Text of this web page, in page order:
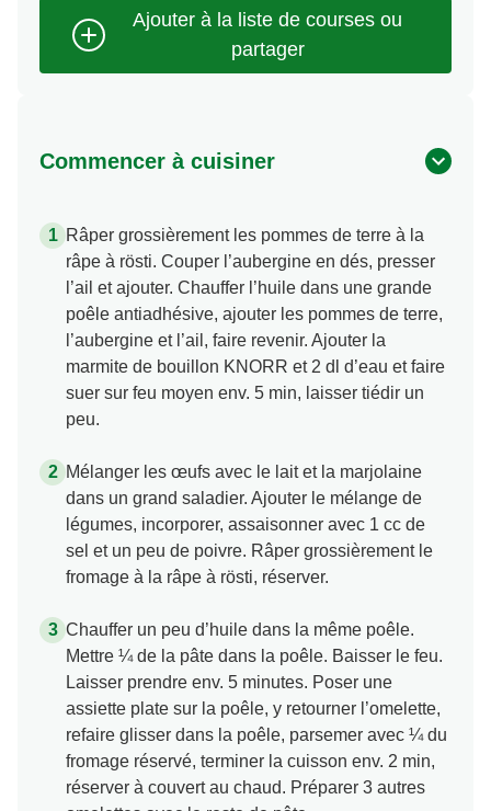
Commencer à cuisiner
Râper grossièrement les pommes de terre à la
râpe à rösti. Couper l’aubergine en dés, presser
l’ail et ajouter. Chauffer l’huile dans une grande
poêle antiadhésive, ajouter les pommes de terre,
l’aubergine et l’ail, faire revenir. Ajouter la
marmite de bouillon KNORR et 2 dl d’eau et faire
suer sur feu moyen env. 5 min, laisser tiédir un
peu.
Mélanger les œufs avec le lait et la marjolaine
dans un grand saladier. Ajouter le mélange de
légumes, incorporer, assaisonner avec 1 cc de
sel et un peu de poivre. Râper grossièrement le
fromage à la râpe à rösti, réserver.
Chauffer un peu d’huile dans la même poêle.
Mettre ¼ de la pâte dans la poêle. Baisser le feu.
Laisser prendre env. 5 minutes. Poser une
assiette plate sur la poêle, y retourner l’omelette,
refaire glisser dans la poêle, parsemer avec ¼ du
fromage réservé, terminer la cuisson env. 2 min,
réserver à couvert au chaud. Préparer 3 autres